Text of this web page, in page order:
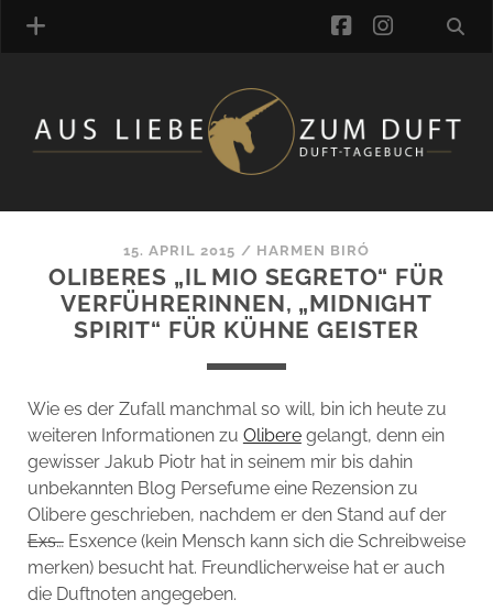
MANUFAKTUREN
DUFTNOTEN
KOMMENTARE
KATEGORIEN
ARTIKEL-ARCHIV
ONLINE-SHOP
DAS ALZD-TEAM
facebook
15. APRIL 2015 / HARMEN BIRÓ
OLIBERES „IL MIO SEGRETO“ FÜR
VERFÜHRERINNEN, „MIDNIGHT
SPIRIT“ FÜR KÜHNE GEISTER
Wie es der Zufall manchmal so will, bin ich heute zu
weiteren Informationen zu Oliberegelangt, denn ein
gewisser Jakub Piotr hat in seinem mir bis dahin
unbekannten Blog Persefume eine Rezension zu
Olibere geschrieben, nachdem er den Stand auf der
Exs…Esxence (kein Mensch kann sich die Schreibweise
merken) besucht hat. Freundlicherweise hat er auch
die Duftnoten angegeben.